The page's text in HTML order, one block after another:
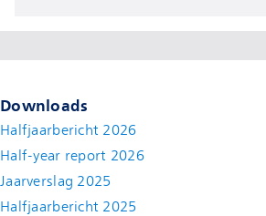
Downloads
Halfjaarbericht 2026
Half-year report 2026
Jaarverslag 2025
Halfjaarbericht 2025